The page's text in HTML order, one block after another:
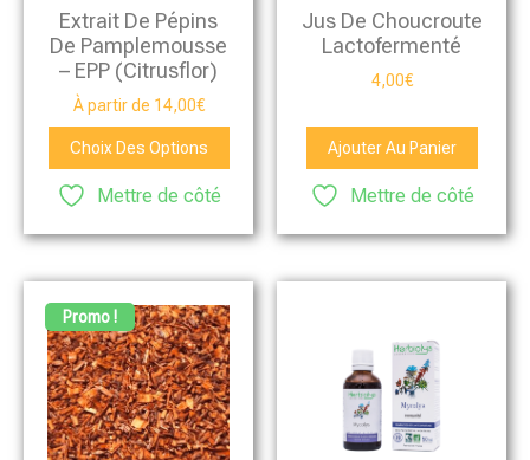
Extrait De Pépins
De Pamplemousse
– EPP (Citrusflor)
À partir de 14,00€
Choix Des Options
Mettre de côté
Jus De Choucroute
Lactofermenté
4,00€
Ajouter Au Panier
Mettre de côté
Promo !